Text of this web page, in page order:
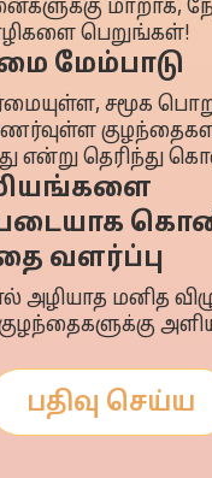
மாறாக,
பெறுங்கள்!
மேம்பாடு
சமூக
என்று தெரிந்து
வளர்ப்பு
அழியாத மனித
பதிவு செய்ய